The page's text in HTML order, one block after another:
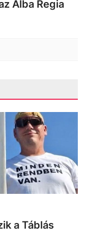
Alba Regia
a Táblás